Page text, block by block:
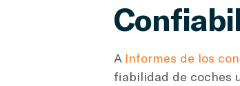
A Informes de los
fiabilidad de coches